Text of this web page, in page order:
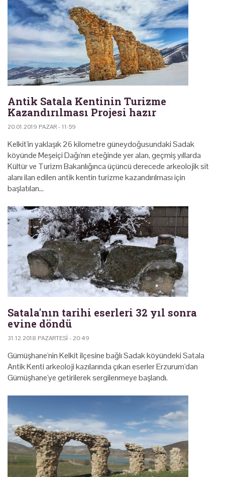
Antik Satala Kentinin Turizme
Kazandırılması Projesi hazır
20.01.2019 PAZAR - 11:59
Kelkit'in yaklaşık 26 kilometre güneydoğusundaki Sadak
köyünde Meşeiçi Dağı'nın eteğinde yer alan, geçmiş yıllarda
Kültür ve Turizm Bakanlığınca üçüncü derecede arkeolojik sit
alanı ilan edilen antik kentin turizme kazandırılması için
başlatılan…
Satala'nın tarihi eserleri 32 yıl sonra
evine döndü
31.12.2018 PAZARTESI - 20:49
Gümüşhane'nin Kelkit ilçesine bağlı Sadak köyündeki Satala
Antik Kenti arkeoloji kazılarında çıkan eserler Erzurum'dan
Gümüşhane'ye getirilerek sergilenmeye başlandı.